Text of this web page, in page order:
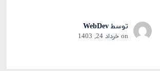
توسطWebDev
onخرداد 24, 1403